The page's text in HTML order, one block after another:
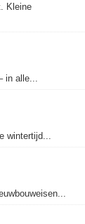
Kleine
alle...
wintertijd...